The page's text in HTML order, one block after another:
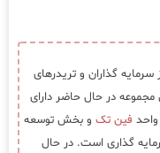
جمعی از سرمایه گذاران و تریدرهای
در حال حاضر دارای
واحد فین تک و بخش توسعه
گذاری است. در حال